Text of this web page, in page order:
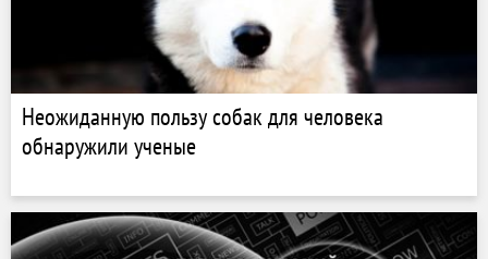
Неожиданную пользу собак для человека
обнаружили ученые